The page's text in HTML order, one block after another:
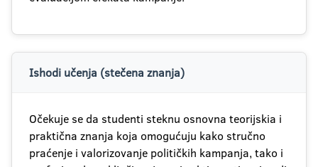
Ishodi učenja (stečena znanja)
Očekuje se da studenti steknu osnovna teorijskia i
praktična znanja koja omogućuju kako stručno
praćenje i valorizovanje političkih kampanja, tako i